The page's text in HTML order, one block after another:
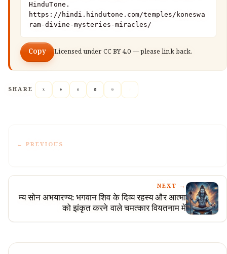
HinduTone.
https://hindi.hindutone.com/temples/koneswa
ram-divine-mysteries-miracles/
Copy Licensed under CC BY 4.0 — please link back.
SHARE
← PREVIOUS
NEXT →
म्य सोन अभयारण्य: भगवान शिव के दिव्य रहस्य और आत्मा
को झंकृत करने वाले चमत्कार वियतनाम में